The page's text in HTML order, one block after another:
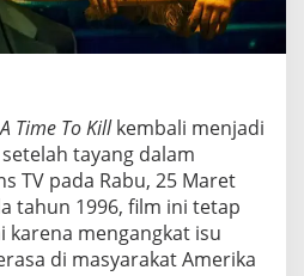
e
b
V
i
r
a
l
,
A
A Time To Killkembali menjadi
tayang dalam
TV pada Rabu, 25 Maret
tahun 1996, film ini tetap
karena mengangkat isu
di masyarakat Amerika